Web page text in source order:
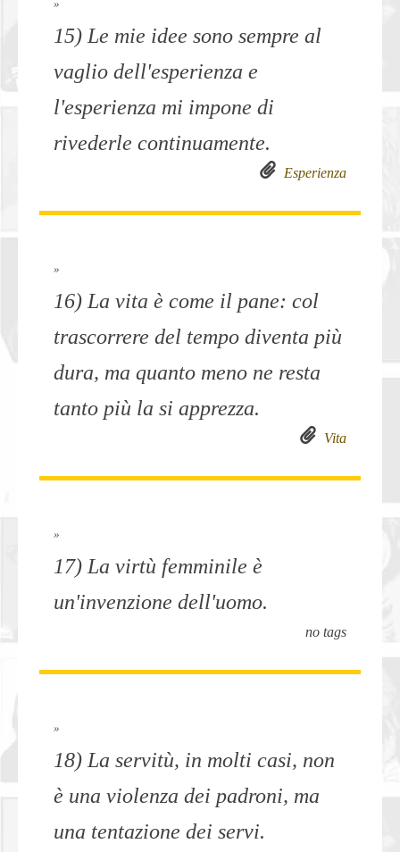
»
15) Le mie idee sono sempre al
vaglio dell'esperienza e
l'esperienza mi impone di
rivederle continuamente.
Esperienza
»
16) La vita è come il pane: col
trascorrere del tempo diventa più
dura, ma quanto meno ne resta
tanto più la si apprezza.
Vita
»
17) La virtù femminile è
un'invenzione dell'uomo.
no tags
»
18) La servitù, in molti casi, non
è una violenza dei padroni, ma
una tentazione dei servi.